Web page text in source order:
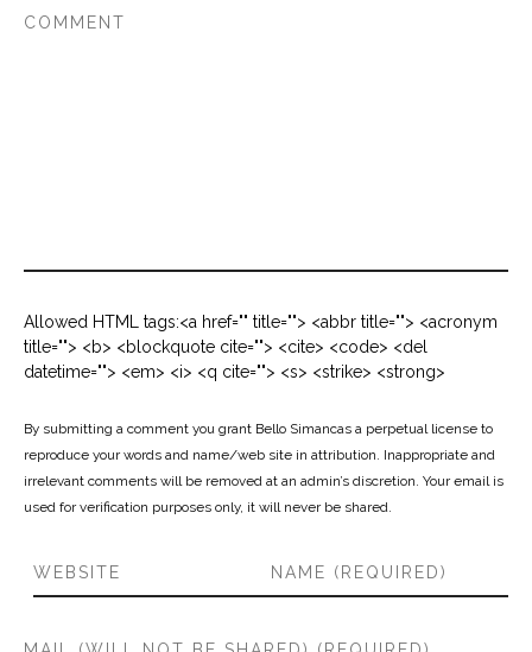
Allowed HTML tags:<a href="" title=""> <abbr title=""> <acronym
title=""> <b> <blockquote cite=""> <cite> <code> <del
datetime=""> <em> <i> <q cite=""> <s> <strike> <strong>
By submitting a comment you grant Bello Simancas a perpetual license to
reproduce your words and name/web site in attribution. Inappropriate and
irrelevant comments will be removed at an admin’s discretion. Your email is
used for verification purposes only, it will never be shared.